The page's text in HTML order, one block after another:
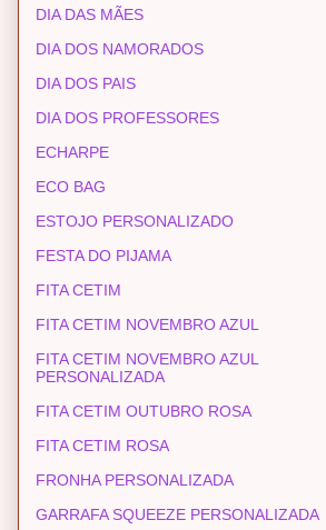
DIA DAS MÃES
DIA DOS NAMORADOS
DIA DOS PAIS
DIA DOS PROFESSORES
ECHARPE
ECO BAG
ESTOJO PERSONALIZADO
FESTA DO PIJAMA
FITA CETIM
FITA CETIM NOVEMBRO AZUL
FITA CETIM NOVEMBRO AZUL
PERSONALIZADA
FITA CETIM OUTUBRO ROSA
FITA CETIM ROSA
FRONHA PERSONALIZADA
GARRAFA SQUEEZE PERSONALIZADA